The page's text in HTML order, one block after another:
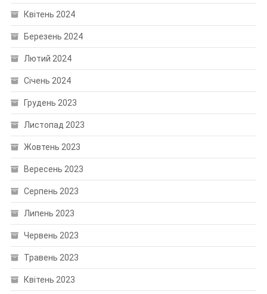
Квітень 2024
Березень 2024
Лютий 2024
Січень 2024
Грудень 2023
Листопад 2023
Жовтень 2023
Вересень 2023
Серпень 2023
Липень 2023
Червень 2023
Травень 2023
Квітень 2023